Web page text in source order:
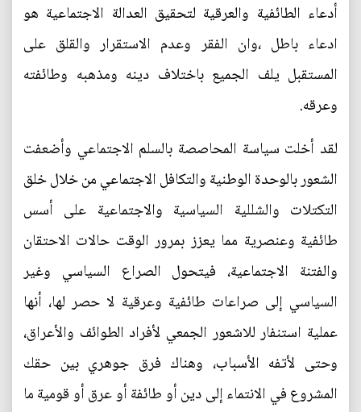
أدعاء الطائفية والعرقية لتحقيق العدالة الاجتماعية هو
ادعاء باطل ،وان الفقر وعدم الاستقرار والقلق على
المستقبل يلف الجميع باختلاف دينه ومذهبه وطائفته
وعرقه.
لقد أخلت سياسة المحاصصة بالسلم الاجتماعي وأضعفت
الشعور بالوحدة الوطنية والتكافل الاجتماعي من خلال خلق
التكتلات والشللية السياسية والاجتماعية على أسس
طائفية وعنصرية مما يعزز بمرور الوقت حالات الاحتقان
والفتنة الاجتماعية، فيتحول الصراع السياسي وغير
السياسي إلى صراعات طائفية وعرقية لا حصر لها، أنها
عملية استنفار للاشعور الجمعي لأفراد الطوائف والأعراق،
وحتى لأتفه الأسباب، وهناك فرق جوهري بين حقك
المشروع في الانتماء إلى دين أو طائفة أو عرق أو قومية ما